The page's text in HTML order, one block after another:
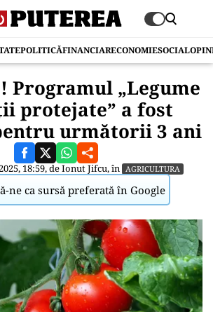
POLITICĂFINANCIARECONOMIESOCIAL
Programul „Legume
protejate” a fost
următorii 3 ani
18:59, deIonut Jifcu, în AGRICULTURA
ne ca sursă preferată în Google